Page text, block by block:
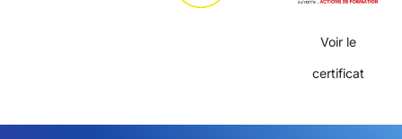
Voir le
certificat